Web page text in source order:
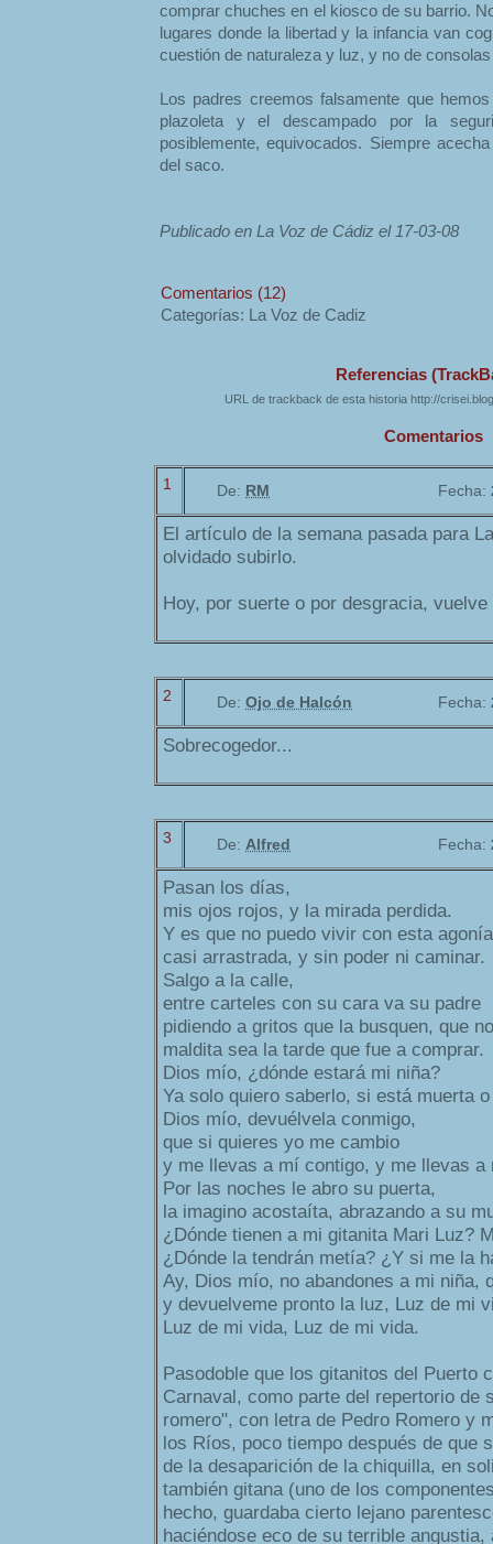
comprar chuches en el kiosco de su barrio.
lugares donde la libertad y la infancia van
cuestión de naturaleza y luz, y no de
Los padres creemos falsamente que
plazoleta y el descampado por la
posiblemente, equivocados. Siempre
del saco.
Publicado en La Voz de Cádiz el 17-03-08
Comentarios (12)
Categorías: La Voz de Cadiz
Referencias
URL de trackback de esta historia http://
Comentarios
1 De: RM Fecha:
El artículo de la semana pasada para
olvidado subirlo.
Hoy, por suerte o por desgracia,
2 De: Ojo de Halcón Fecha:
Sobrecogedor...
3 De: Alfred Fecha:
Pasan los días,
mis ojos rojos, y la mirada perdida.
Y es que no puedo vivir con esta
casi arrastrada, y sin poder ni caminar.
Salgo a la calle,
entre carteles con su cara va su padre
pidiendo a gritos que la busquen, que
maldita sea la tarde que fue a comprar.
Dios mío, ¿dónde estará mi niña?
Ya solo quiero saberlo, si está muerta
Dios mío, devuélvela conmigo,
que si quieres yo me cambio
y me llevas a mí contigo, y me llevas a
Por las noches le abro su puerta,
la imagino acostaíta, abrazando a su
¿Dónde tienen a mi gitanita Mari Luz?
¿Dónde la tendrán metía? ¿Y si me la
Ay, Dios mío, no abandones a mi niña,
y devuelveme pronto la luz, Luz de mi
Luz de mi vida, Luz de mi vida.
Pasodoble que los gitanitos del Puerto
Carnaval, como parte del repertorio de
romero", con letra de Pedro Romero y
los Ríos, poco tiempo después de que
de la desaparición de la chiquilla, en
también gitana (uno de los
hecho, guardaba cierto lejano
haciéndose eco de su terrible